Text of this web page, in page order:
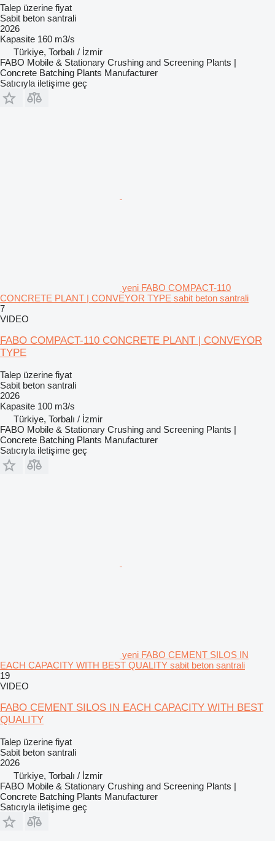
Talep üzerine fiyat
Sabit beton santrali
2026
Kapasite 160 m3/s
Türkiye, Torbalı / İzmir
FABO Mobile & Stationary Crushing and Screening Plants |
Concrete Batching Plants Manufacturer
Satıcıyla iletişime geç
yeni FABO COMPACT-110
CONCRETE PLANT | CONVEYOR TYPE sabit beton santrali
7
VIDEO
FABO COMPACT-110 CONCRETE PLANT | CONVEYOR
TYPE
Talep üzerine fiyat
Sabit beton santrali
2026
Kapasite 100 m3/s
Türkiye, Torbalı / İzmir
FABO Mobile & Stationary Crushing and Screening Plants |
Concrete Batching Plants Manufacturer
Satıcıyla iletişime geç
yeni FABO CEMENT SILOS IN
EACH CAPACITY WITH BEST QUALITY sabit beton santrali
19
VIDEO
FABO CEMENT SILOS IN EACH CAPACITY WITH BEST
QUALITY
Talep üzerine fiyat
Sabit beton santrali
2026
Türkiye, Torbalı / İzmir
FABO Mobile & Stationary Crushing and Screening Plants |
Concrete Batching Plants Manufacturer
Satıcıyla iletişime geç